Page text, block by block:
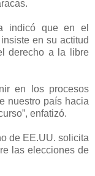
indicó que en el
en su actitud
derecho a la libre
en los procesos
nuestro país hacia
enfatizó.
de EE.UU. solicita
las elecciones de